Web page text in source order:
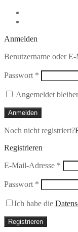
Anmelden
Benutzername oder
Passwort * Erforderlich
Angemeldet
Anmelden
Noch nicht registriert?
Registrieren
E-Mail-Adresse *
Passwort * Erforderlich
Ich habe die
Registrieren